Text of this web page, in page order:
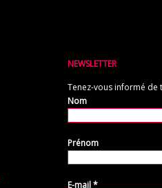
NEWSLETTER
Tenez-vous informé de
Nom
Prénom
E-mail*